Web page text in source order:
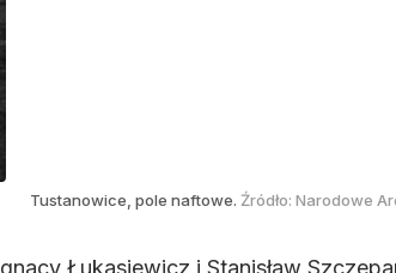
Tustanowice, pole naftowe. Źródło: Narodowe
Łukasiewicz i Stanisław